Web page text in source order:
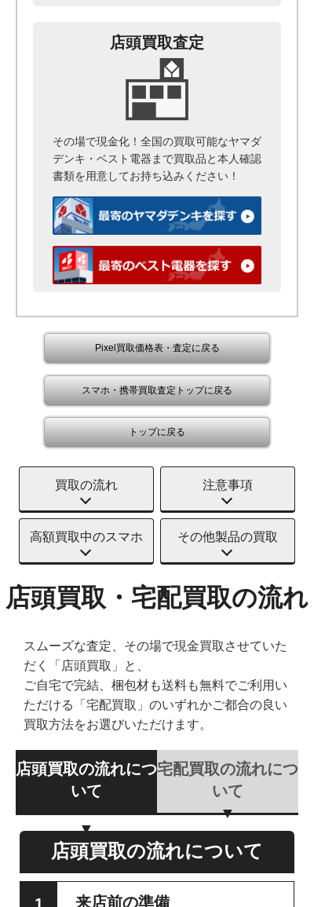
店頭買取査定
その場で現金化！全国の買取可能なヤマダ
デンキ・ベスト電器まで買取品と本人確認
書類を用意してお持ち込みください！
Pixel買取価格表・査定に戻る
スマホ・携帯買取査定トップに戻る
トップに戻る
買取の流れ 注意事項
高額買取中のスマホ その他製品の買取
店頭買取・宅配買取の流れ
スムーズな査定、その場で現金買取させていた
だく「店頭買取」と、
ご自宅で完結、梱包材も送料も無料でご利用い
ただける「宅配買取」のいずれかご都合の良い
買取方法をお選びいただけます。
店頭買取の流れにつ
いて
宅配買取の流れにつ
いて
店頭買取の流れについて
来店前の準備